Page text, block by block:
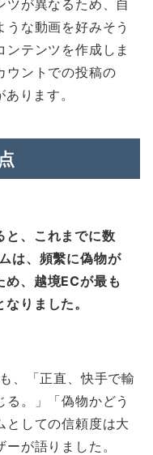
ツが異なるため、自
な動画を好みそう
テンツを作成しま
ウントでの投稿の
ります。
と、これまでに数
は、頻繫に偽物が
め、越境ECが最も
りました。
、「正直、快手で輸
。」「偽物かどう
としての信頼度は大
が語りました。